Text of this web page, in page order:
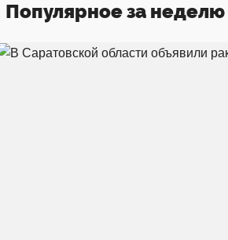
Популярное за неделю